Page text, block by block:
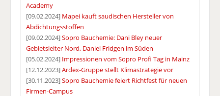
Academy
[09.02.2024] Mapei kauft saudischen Hersteller von
Abdichtungsstoffen
[09.02.2024]Sopro Bauchemie: Dani Bley neuer
Gebietsleiter Nord, Daniel Fridgen im Süden
[05.02.2024] Impressionen vom Sopro Profi Tag in Mainz
[12.12.2023]Ardex-Gruppe stellt Klimastrategie vor
[30.11.2023]Sopro Bauchemie feiert Richtfest für neuen
Firmen-Campus